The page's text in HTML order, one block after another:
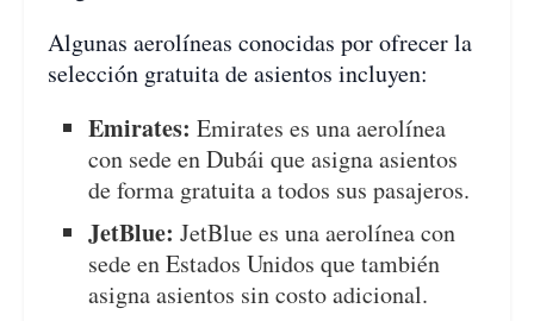
Algunas aerolíneas conocidas por ofrecer la
selección gratuita de asientos incluyen:
Emirates: Emirates es una aerolínea
con sede en Dubái que asigna asientos
de forma gratuita a todos sus pasajeros.
JetBlue: JetBlue es una aerolínea con
sede en Estados Unidos que también
asigna asientos sin costo adicional.